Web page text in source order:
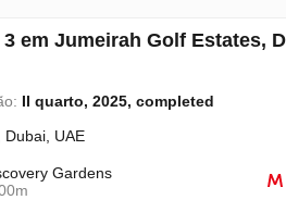
em Jumeirah Golf Estates,
II quarto, 2025, completed
UAE
Gardens